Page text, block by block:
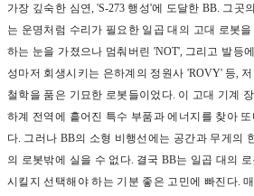
가장 깊숙한 심연, 'S-273행성'에 도달한BB. 그곳
는 운명처럼 수리가 필요한 일곱 대의 고대 로봇
하는 눈을 가졌으나 멈춰버린 'NOT', 그리고 발등
성마저 회생시키는 은하계의 정원사 'ROVY' 등,
철학을 품은 기묘한 로봇들이었다. 이 고대 기계
하계 전역에 흩어진 특수 부품과 에너지를 찾아
다. 그러나 BB의 소형 비행선에는 공간과 무게의
의 로봇밖에 실을 수 없다. 결국BB는 일곱 대의
시킬지 선택해야 하는 기분 좋은 고민에 빠진다.